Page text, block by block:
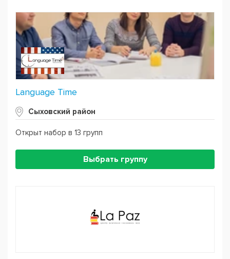
Language Time
Сыховский район
Открыт набор в 13 групп
Выбрать группу